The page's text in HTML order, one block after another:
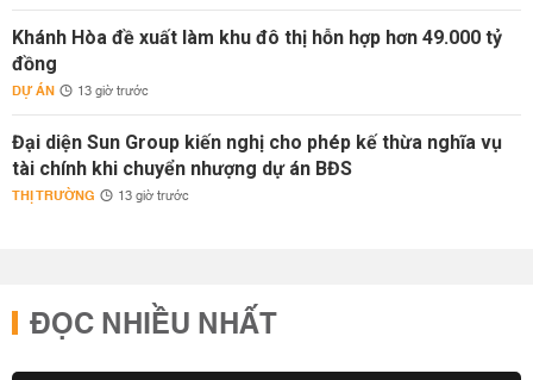
Khánh Hòa đề xuất làm khu đô thị hỗn hợp hơn 49.000 tỷ
đồng
DỰ ÁN 13 giờ trước
Đại diện Sun Group kiến nghị cho phép kế thừa nghĩa vụ
tài chính khi chuyển nhượng dự án BĐS
THỊ TRƯỜNG 13 giờ trước
ĐỌC NHIỀU NHẤT